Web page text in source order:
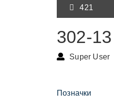
421
302-13
Super User
Позначки